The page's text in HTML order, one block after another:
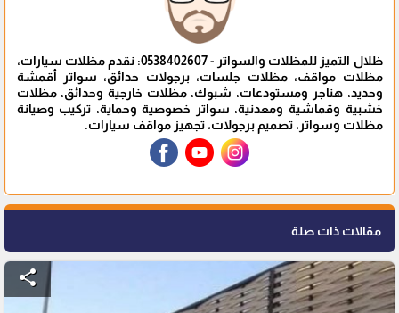
ظلال التميز للمظلات والسواتر - 0538402607: نقدم مظلات سيارات،
مظلات مواقف، مظلات جلسات، برجولات حدائق، سواتر أقمشة
وحديد، هناجر ومستودعات، شبوك، مظلات خارجية وحدائق، مظلات
خشبية وقماشية ومعدنية، سواتر خصوصية وحماية، تركيب وصيانة
مظلات وسواتر، تصميم برجولات، تجهيز مواقف سيارات.
مقالات ذات صلة
share